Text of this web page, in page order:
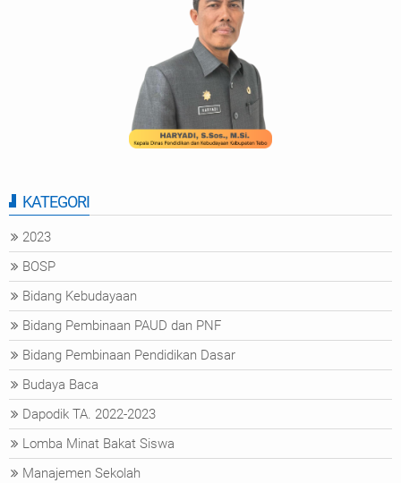
KATEGORI
2023
BOSP
Bidang Kebudayaan
Bidang Pembinaan PAUD dan PNF
Bidang Pembinaan Pendidikan Dasar
Budaya Baca
Dapodik TA. 2022-2023
Lomba Minat Bakat Siswa
Manajemen Sekolah